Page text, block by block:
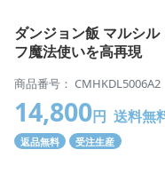
ダンジョン飯 マルシ
フ魔法使いを高再現
商品番号： CMHKDL5006A2
14,800円 送料無
返品無料 受注生産